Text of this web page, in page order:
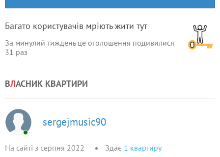
Багато користувачів мріють жити тут
За минулий тиждень це оголошення подивилися
31 раз
ВЛАСНИК КВАРТИРИ
sergejmusic90
На сайті з серпня 2022 Здає 1 квартиру